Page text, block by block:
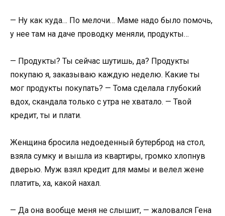
— Ну как куда… По мелочи… Маме надо было помочь,
у нее там на даче проводку меняли, продукты…
— Продукты? Ты сейчас шутишь, да? Продукты
покупаю я, заказываю каждую неделю. Какие ты
мог продукты покупать? — Тома сделала глубокий
вдох, скандала только с утра не хватало. — Твой
кредит, ты и плати.
Женщина бросила недоеденный бутерброд на стол,
взяла сумку и вышла из квартиры, громко хлопнув
дверью. Муж взял кредит для мамы и велел жене
платить, ха, какой нахал.
— Да она вообще меня не слышит, — жаловался Гена